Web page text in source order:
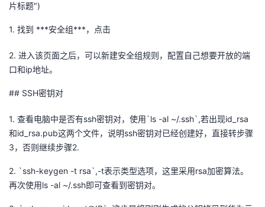
的
客
我
论
坛
的
圈
子
我
的
直
播
我
的
活
动
我
的
关
我
的
我
片标题")
1. 找到 ***安全组***，点击
2. 进入该页面之后，可以新建安全组规则，配置自己想要开放的端
口和ip地址。
## SSH密钥对
1. 查看电脑中是否有ssh密钥对，使用`ls -al ~/.ssh`,若出现id_rsa
和id_rsa.pub这两个文件，说明ssh密钥对已经创建好，直接转步骤
3，否则继续步骤2.
2. `ssh-keygen -t rsa`,-t表示类型选项，这里采用rsa加密算法。
再次使用ls -al ~/.ssh即可查看到密钥对。